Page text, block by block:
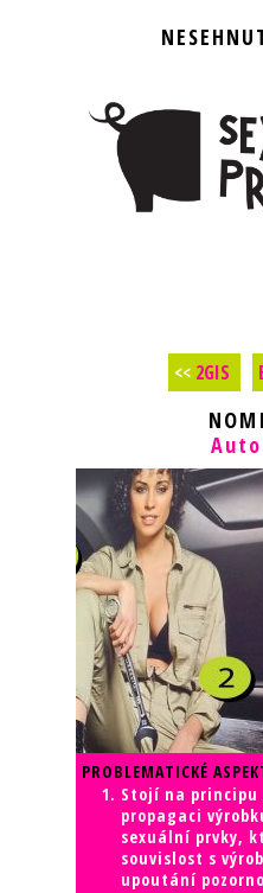
<< 2GIS
PROBLEMATICKÉ
Stojí na principu
propagaci
sexuální prvky,
souvislost s
upoutání